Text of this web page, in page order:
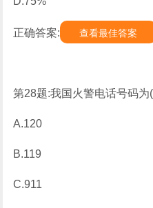
正确答案: 查看最佳答案
第28题:我国火警电话号码为
A.120
B.119
C.911